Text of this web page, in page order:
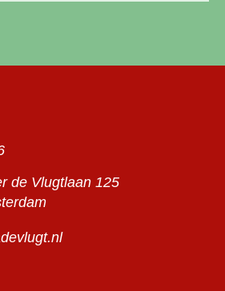
de Vlugtlaan 125